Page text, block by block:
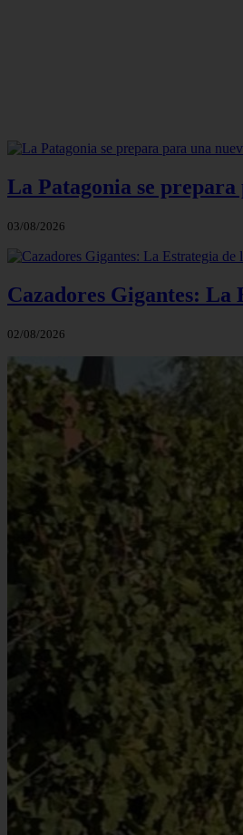
La Patagonia se
03/08/2026
Cazadores Gigantes:
02/08/2026